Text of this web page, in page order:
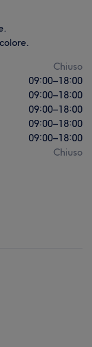
Chiuso
09:00–18:00
09:00–18:00
09:00–18:00
09:00–18:00
09:00–18:00
Chiuso